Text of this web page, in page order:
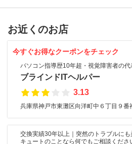
お近くのお店
今すぐお得なクーポンをチェック
パソコン指導歴10年超・視覚障害者の
ブラインドITヘルパー
3.13
兵庫県神戸市東灘区向洋町中６丁目９
交換実績30年以上｜突然のトラブルに
キュートのことなら何でもご相談くださ